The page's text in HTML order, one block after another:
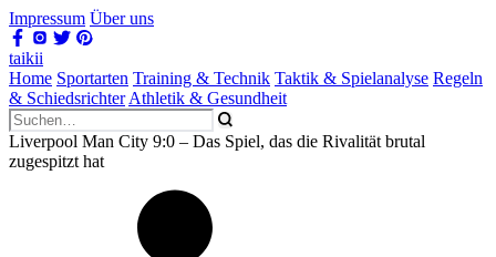
Impressum Über uns
taikii
Home Sportarten Training & Technik Taktik & Spielanalyse Regeln
& Schiedsrichter Athletik & Gesundheit
Liverpool Man City 9:0 – Das Spiel, das die Rivalität brutal
zugespitzt hat